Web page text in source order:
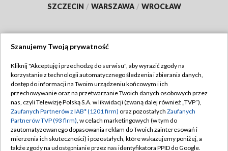
SZCZECIN / WARSZAWA / WROCŁAW
TVP
Abonament TVP
Emisja w TVP
Centrum informacji TVP
Naziemna Telewizja Cyfrowa
Regulamin TVP
Polityka prywatności
Moje zgody
Pomoc
Szanujemy Twoją prywatność
Kliknij "Akceptuję i przechodzę do serwisu", aby wyrazić zgody na
korzystanie z technologii automatycznego śledzenia i zbierania danych,
dostęp do informacji na Twoim urządzeniu końcowym i ich
przechowywanie oraz na przetwarzanie Twoich danych osobowych przez
nas, czyli Telewizję Polską S.A. w likwidacji (zwaną dalej również „TVP”),
Zaufanych Partnerów z IAB* (1201 firm) oraz pozostałych Zaufanych
Partnerów TVP (93 firm), w celach marketingowych (w tym do
zautomatyzowanego dopasowania reklam do Twoich zainteresowań i
mierzenia ich skuteczności) i pozostałych, które wskazujemy poniżej, a
także zgody na udostępnianie przez nas identyfikatora PPID do Google.